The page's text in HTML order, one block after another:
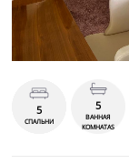
5
СПАЛЬНИ
5
ВАННАЯ
КОМНАТАS